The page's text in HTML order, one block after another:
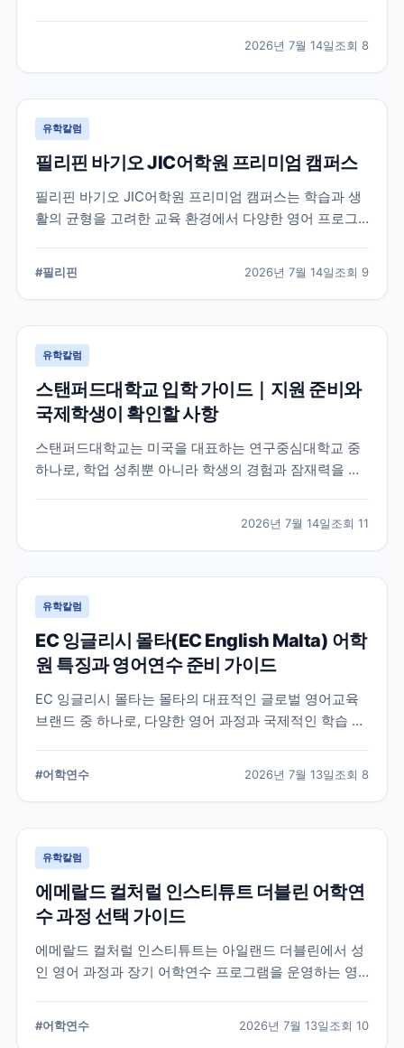
2026년 7월 14일조회 8
유학칼럼
필리핀 바기오 JIC어학원 프리미엄 캠퍼스
필리핀 바기오 JIC어학원 프리미엄 캠퍼스는 학습과 생
활의 균형을 고려한 교육 환경에서 다양한 영어 프로그
했습니다.
#필리핀 2026년 7월 14일조회 9
유학칼럼
스탠퍼드대학교 입학 가이드｜지원 준비와
국제학생이 확인할 사항
스탠퍼드대학교는 미국을 대표하는 연구중심대학교 중
하나로, 학업 성취뿐 아니라 학생의 경험과 잠재력을 종
확인이 필요한 정보를 함께 정리했습니다.
2026년 7월 14일조회 11
유학칼럼
EC 잉글리시 몰타(EC English Malta) 어학
원 특징과 영어연수 준비 가이드
EC 잉글리시 몰타는 몰타의 대표적인 글로벌 영어교육
브랜드 중 하나로, 다양한 영어 과정과 국제적인 학습 환
습니다.
#어학연수 2026년 7월 13일조회 8
유학칼럼
에메랄드 컬처럴 인스티튜트 더블린 어학연
수 과정 선택 가이드
에메랄드 컬처럴 인스티튜트는 아일랜드 더블린에서 성
인 영어 과정과 장기 어학연수 프로그램을 운영하는 영
기준을 정리합니다.
#어학연수 2026년 7월 13일조회 10